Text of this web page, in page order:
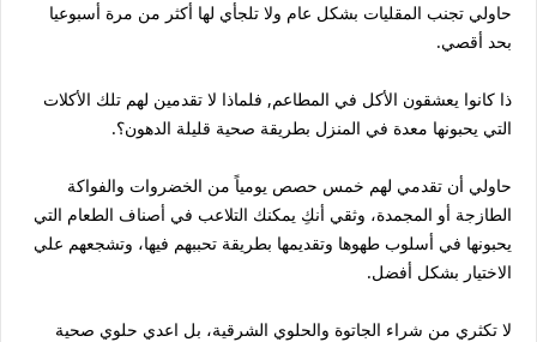
حاولي تجنب المقليات بشكل عام ولا تلجأي لها أكثر من مرة أسبوعيا
بحد أقصي.
ذا كانوا يعشقون الأكل في المطاعم, فلماذا لا تقدمين لهم تلك الأكلات
التي يحبونها معدة في المنزل بطريقة صحية قليلة الدهون؟.
حاولي أن تقدمي لهم خمس حصص يومياً من الخضروات والفواكة
الطازجة أو المجمدة، وثقي أنكِ يمكنك التلاعب في أصناف الطعام التي
يحبونها في أسلوب طهوها وتقديمها بطريقة تحببهم فيها، وتشجعهم علي
الاختيار بشكل أفضل.
لا تكثري من شراء الجاتوة والحلوي الشرقية، بل اعدي حلوي صحية